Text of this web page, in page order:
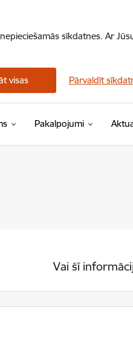
sīkdatnes. Ar
visas Pārvaldīt
Pakalpojumi
Vai šī